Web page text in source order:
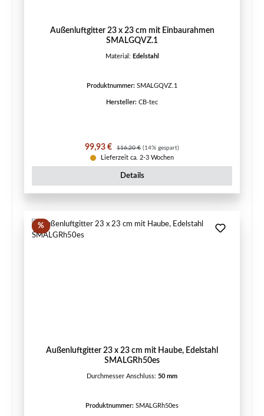
Außenluftgitter 23 x 23 cm mit Einbaurahmen
SMALGQVZ.1
Material: Edelstahl
Produktnummer: SMALGQVZ.1
Hersteller: CB-tec
Verkaufspreis:
99,93 € Regulärer Preis:
116,20 € (14% gespart)
Lieferzeit ca. 2-3 Wochen
Details
%Rabatt
Außenluftgitter 23 x 23 cm mit Haube, Edelstahl
SMALGRh50es
Durchmesser Anschluss: 50 mm
Produktnummer: SMALGRh50es